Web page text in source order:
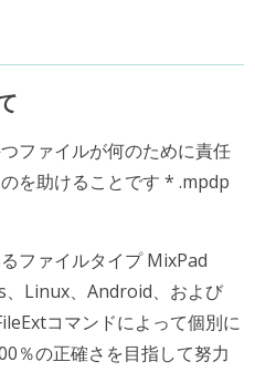
ファイルが何のために責任
を助けることです * .mpdp
ファイルタイプ MixPad
Linux、Android、および
コマンドによって個別に
％の正確さを目指して努力